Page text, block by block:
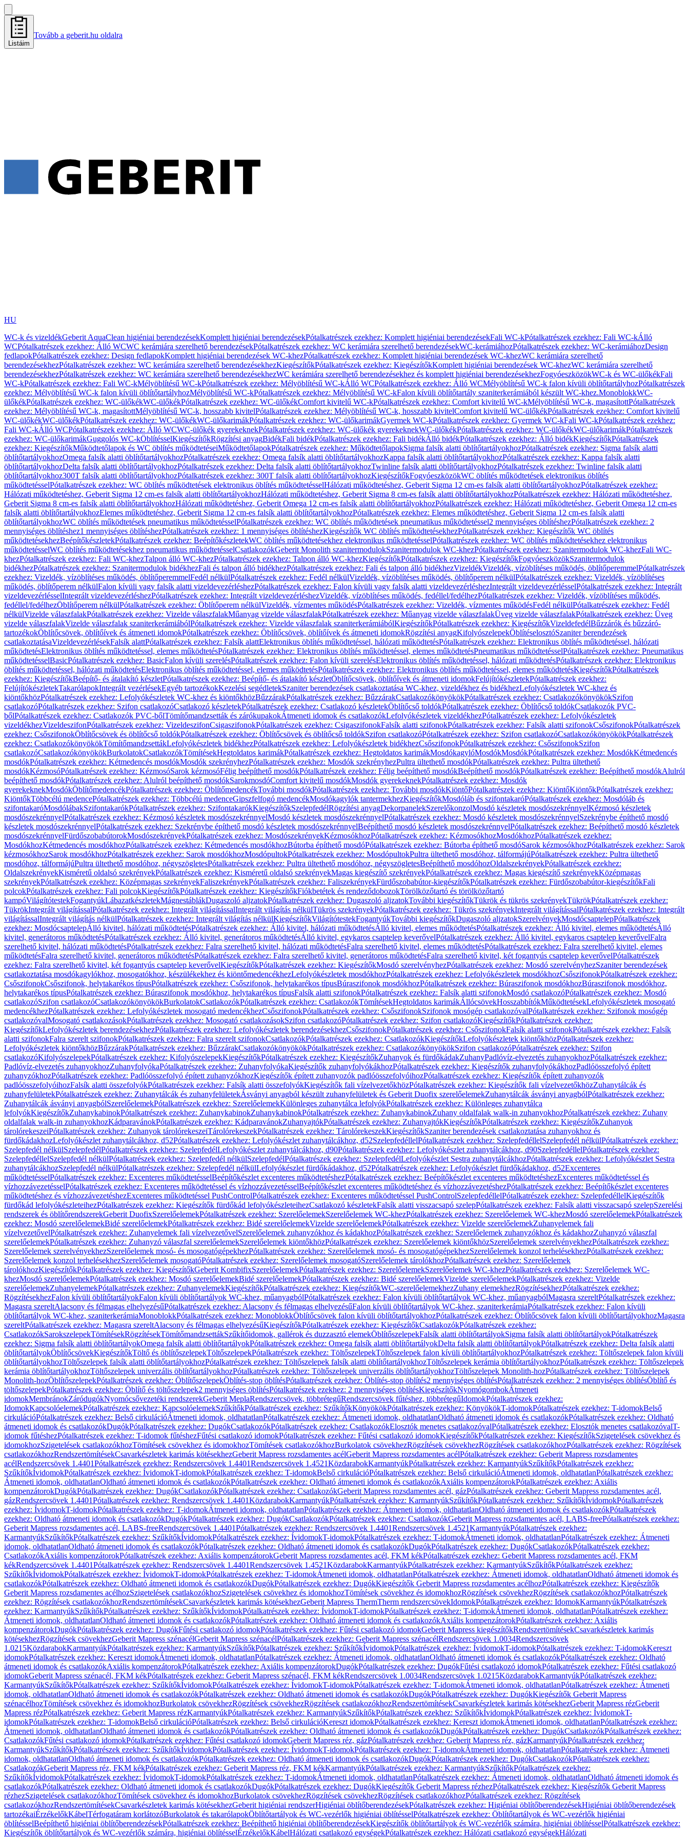
Listáim
Tovább a geberit.hu oldalra
HU
WC-k és vizeldékGeberit AquaClean higiéniai berendezésekKomplett higiéniai berendezésekPótalkatrészek ezekhez: Komplett higiéniai berendezésekFali WC-kPótalkatrészek ezekhez: Fali WC-kÁlló
WCPótalkatrészek ezekhez: Álló WCWC kerámiára szerelhető berendezésekPótalkatrészek ezekhez: WC kerámiára szerelhető berendezésekWC-kerámiáhozPótalkatrészek ezekhez: WC-kerámiáhozDesign
fedlapokPótalkatrészek ezekhez: Design fedlapokKomplett higiéniai berendezések WC-khezPótalkatrészek ezekhez: Komplett higiéniai berendezések WC-khezWC kerámiára szerelhető
berendezésekhezPótalkatrészek ezekhez: WC kerámiára szerelhető berendezésekhezKiegészítőkPótalkatrészek ezekhez: KiegészítőkKomplett higiéniai berendezések WC-khezWC kerámiára szerelhető
berendezésekhezPótalkatrészek ezekhez: WC kerámiára szerelhető berendezésekhezWC kerámiára szerelhető berendezésekhez és komplett higiéniai berendezésekhezFogyóeszközökWC-k és WC-ülőkékFali
WC-kPótalkatrészek ezekhez: Fali WC-kMélyöblítésű WC-kPótalkatrészek ezekhez: Mélyöblítésű WC-kÁlló WCPótalkatrészek ezekhez: Álló WCMélyöblítésű WC-k falon kívüli öblítőtartályhozPótalkatrészek
ezekhez: Mélyöblítésű WC-k falon kívüli öblítőtartályhozMélyöblítésű WC-kPótalkatrészek ezekhez: Mélyöblítésű WC-kFalon kívüli öblítőtartály szaniterkerámiából készült WC-khez.MonoblokkWC-
ülőkékPótalkatrészek ezekhez: WC-ülőkékWC-ülőkékPótalkatrészek ezekhez: WC-ülőkékComfort kivitelű WC-kPótalkatrészek ezekhez: Comfort kivitelű WC-kMélyöblítésű WC-k, magasítottPótalkatrészek
ezekhez: Mélyöblítésű WC-k, magasítottMélyöblítésű WC-k, hosszabb kivitelPótalkatrészek ezekhez: Mélyöblítésű WC-k, hosszabb kivitelComfort kivitelű WC-ülőkékPótalkatrészek ezekhez: Comfort kivitelű
WC-ülőkékWC-ülőkékPótalkatrészek ezekhez: WC-ülőkékWC-ülőkarimákPótalkatrészek ezekhez: WC-ülőkarimákGyermek WC-kPótalkatrészek ezekhez: Gyermek WC-kFali WC-kPótalkatrészek ezekhez:
Fali WC-kÁlló WCPótalkatrészek ezekhez: Álló WCWC-ülőkék gyerekeknekPótalkatrészek ezekhez: WC-ülőkék gyerekeknekWC-ülőkékPótalkatrészek ezekhez: WC-ülőkékWC-ülőkarimákPótalkatrészek
ezekhez: WC-ülőkarimákGuggolós WC-kÖblítésselKiegészítőkRögzítési anyagBidékFali bidékPótalkatrészek ezekhez: Fali bidékÁlló bidékPótalkatrészek ezekhez: Álló bidékKiegészítőkPótalkatrészek
ezekhez: KiegészítőkMűködtetőlapok és WC öblítés működtetéseiMűködtetőlapokPótalkatrészek ezekhez: MűködtetőlapokSigma falsík alatti öblítőtartályokhozPótalkatrészek ezekhez: Sigma falsík alatti
öblítőtartályokhozOmega falsík alatti öblítőtartályokhozPótalkatrészek ezekhez: Omega falsík alatti öblítőtartályokhozKappa falsík alatti öblítőtartályokhozPótalkatrészek ezekhez: Kappa falsík alatti
öblítőtartályokhozDelta falsík alatti öblítőtartályokhozPótalkatrészek ezekhez: Delta falsík alatti öblítőtartályokhozTwinline falsík alatti öblítőtartályokhozPótalkatrészek ezekhez: Twinline falsík alatti
öblítőtartályokhoz300T falsík alatti öblítőtartályokhozPótalkatrészek ezekhez: 300T falsík alatti öblítőtartályokhozKiegészítőkFogyóeszközökWC öblítés működtetések elektronikus öblítés
működtetésselPótalkatrészek ezekhez: WC öblítés működtetések elektronikus öblítés működtetésselHálózati működtetéshez, Geberit Sigma 12 cm-es falsík alatti öblítőtartályokhozPótalkatrészek ezekhez:
Hálózati működtetéshez, Geberit Sigma 12 cm-es falsík alatti öblítőtartályokhozHálózati működtetéshez, Geberit Sigma 8 cm-es falsík alatti öblítőtartályokhozPótalkatrészek ezekhez: Hálózati működtetéshez,
Geberit Sigma 8 cm-es falsík alatti öblítőtartályokhozHálózati működtetéshez, Geberit Omega 12 cm-es falsík alatti öblítőtartályokhozPótalkatrészek ezekhez: Hálózati működtetéshez, Geberit Omega 12 cm-es
falsík alatti öblítőtartályokhozElemes működtetéshez, Geberit Sigma 12 cm-es falsík alatti öblítőtartályokhozPótalkatrészek ezekhez: Elemes működtetéshez, Geberit Sigma 12 cm-es falsík alatti
öblítőtartályokhozWC öblítés működtetések pneumatikus működtetésselPótalkatrészek ezekhez: WC öblítés működtetések pneumatikus működtetéssel2 mennyiséges öblítéshezPótalkatrészek ezekhez: 2
mennyiséges öblítéshez1 mennyiséges öblítéshezPótalkatrészek ezekhez: 1 mennyiséges öblítéshezKiegészítők WC öblítés működtetésekhezPótalkatrészek ezekhez: Kiegészítők WC öblítés
működtetésekhezBeépítőkészletekPótalkatrészek ezekhez: BeépítőkészletekWC öblítés működtetésekhez elektronikus működtetésselPótalkatrészek ezekhez: WC öblítés működtetésekhez elektronikus
működtetésselWC öblítés működtetésekhez pneumatikus működtetésselCsatlakozókGeberit Monolith szanitermodulokSzanitermodulok WC-khezPótalkatrészek ezekhez: Szanitermodulok WC-khezFali WC-
khezPótalkatrészek ezekhez: Fali WC-khezTalpon álló WC-khezPótalkatrészek ezekhez: Talpon álló WC-khezKiegészítőkPótalkatrészek ezekhez: KiegészítőkFogyóeszközökSzanitermodulok
bidékhezPótalkatrészek ezekhez: Szanitermodulok bidékhezFali és talpon álló bidékhezPótalkatrészek ezekhez: Fali és talpon álló bidékhezVizeldékVizeldék, vízöblítéses működés, öblítőperemmelPótalkatrészek
ezekhez: Vizeldék, vízöblítéses működés, öblítőperemmelFedél nélkülPótalkatrészek ezekhez: Fedél nélkülVizeldék, vízöblítéses működés, öblítőperem nélkülPótalkatrészek ezekhez: Vizeldék, vízöblítéses
működés, öblítőperem nélkülFalon kívüli vagy falsík alatti vizeldevezérléshezPótalkatrészek ezekhez: Falon kívüli vagy falsík alatti vizeldevezérléshezIntegrált vizeldevezérlésselPótalkatrészek ezekhez: Integrált
vizeldevezérlésselIntegrált vizeldevezérléshezPótalkatrészek ezekhez: Integrált vizeldevezérléshezVizeldék, vízöblítéses működés, fedéllel/fedélhezPótalkatrészek ezekhez: Vizeldék, vízöblítéses működés,
fedéllel/fedélhezÖblítőperem nélkülPótalkatrészek ezekhez: Öblítőperem nélkülVizeldék, vízmentes működésPótalkatrészek ezekhez: Vizeldék, vízmentes működésFedél nélkülPótalkatrészek ezekhez: Fedél
nélkülVizelde válaszfalakPótalkatrészek ezekhez: Vizelde válaszfalakMűanyag vizelde válaszfalakPótalkatrészek ezekhez: Műanyag vizelde válaszfalakÜveg vizelde válaszfalakPótalkatrészek ezekhez: Üveg
vizelde válaszfalakVizelde válaszfalak szaniterkerámiábólPótalkatrészek ezekhez: Vizelde válaszfalak szaniterkerámiábólKiegészítőkPótalkatrészek ezekhez: KiegészítőkVizeldefedélBűzzárók és bűzzáró-
tartozékokÖblítőcsövek, öblítőívek és átmeneti idomokPótalkatrészek ezekhez: Öblítőcsövek, öblítőívek és átmeneti idomokRögzítési anyagKifolyószelepekÖblítéselosztóSzaniter berendezések
csatlakoztatásaVizeldevezérlésekFalsík alattPótalkatrészek ezekhez: Falsík alattElektronikus öblítés működtetéssel, hálózati működtetésPótalkatrészek ezekhez: Elektronikus öblítés működtetéssel, hálózati
működtetésElektronikus öblítés működtetéssel, elemes működtetésPótalkatrészek ezekhez: Elektronikus öblítés működtetéssel, elemes működtetésPneumatikus működtetésselPótalkatrészek ezekhez: Pneumatikus
működtetésselBasicPótalkatrészek ezekhez: BasicFalon kívüli szerelésPótalkatrészek ezekhez: Falon kívüli szerelésElektronikus öblítés működtetéssel, hálózati működtetésPótalkatrészek ezekhez: Elektronikus
öblítés működtetéssel, hálózati működtetésElektronikus öblítés működtetéssel, elemes működtetésPótalkatrészek ezekhez: Elektronikus öblítés működtetéssel, elemes működtetésKiegészítőkPótalkatrészek
ezekhez: KiegészítőkBeépítő- és átalakító készletPótalkatrészek ezekhez: Beépítő- és átalakító készletÖblítőcsövek, öblítőívek és átmeneti idomokFelújítókészletekPótalkatrészek ezekhez:
FelújítókészletekTakarólapokIntegrált vezérlésekEgyéb tartozékokKezelési segédletekSzaniter berendezések csatlakoztatása WC-khez, vizeldékhez és bidékhezLefolyókészletek WC-khez és
kiöntőkhözPótalkatrészek ezekhez: Lefolyókészletek WC-khez és kiöntőkhözBűzzárakPótalkatrészek ezekhez: BűzzárakCsatlakozókönyökökPótalkatrészek ezekhez: CsatlakozókönyökökSzifon
csatlakozóPótalkatrészek ezekhez: Szifon csatlakozóCsatlakozó készletekPótalkatrészek ezekhez: Csatlakozó készletekÖblítőcső toldókPótalkatrészek ezekhez: Öblítőcső toldókCsatlakozók PVC-
bőlPótalkatrészek ezekhez: Csatlakozók PVC-bőlTömítőmandzsetták és zárókupakokÁtmeneti idomok és csatlakozókLefolyókészletek vizeldékhezPótalkatrészek ezekhez: Lefolyókészletek
vizeldékhezVizeldeszifonPótalkatrészek ezekhez: VizeldeszifonCsigaszifonokPótalkatrészek ezekhez: CsigaszifonokFalsík alatti szifonokPótalkatrészek ezekhez: Falsík alatti szifonokCsőszifonokPótalkatrészek
ezekhez: CsőszifonokÖblítőcsövek és öblítőcső toldókPótalkatrészek ezekhez: Öblítőcsövek és öblítőcső toldókSzifon csatlakozóPótalkatrészek ezekhez: Szifon csatlakozóCsatlakozókönyökökPótalkatrészek
ezekhez: CsatlakozókönyökökTömítőmandzsettákLefolyókészletek bidékhezPótalkatrészek ezekhez: Lefolyókészletek bidékhezCsőszifonokPótalkatrészek ezekhez: CsőszifonokSzifon
csatlakozóCsatlakozókönyökökBurkolatokCsatlakozókTömítésekHegtoldatos karimákPótalkatrészek ezekhez: Hegtoldatos karimákMosdókagylóMosdókMosdókPótalkatrészek ezekhez: MosdókKétmedencés
mosdókPótalkatrészek ezekhez: Kétmedencés mosdókMosdók szekrényhezPótalkatrészek ezekhez: Mosdók szekrényhezPultra ültethető mosdókPótalkatrészek ezekhez: Pultra ültethető
mosdókKézmosóPótalkatrészek ezekhez: KézmosóSarok kézmosóFélig beépíthető mosdókPótalkatrészek ezekhez: Félig beépíthető mosdókBeépíthető mosdókPótalkatrészek ezekhez: Beépíthető mosdókAlulról
beépíthető mosdókPótalkatrészek ezekhez: Alulról beépíthető mosdókSarokmosdóComfort kivitelű mosdókMosdók gyerekeknekPótalkatrészek ezekhez: Mosdók
gyerekeknekMosdókÖblítőmedencékPótalkatrészek ezekhez: ÖblítőmedencékTovábbi mosdókPótalkatrészek ezekhez: További mosdókKiöntőPótalkatrészek ezekhez: KiöntőKiöntőkPótalkatrészek ezekhez:
KiöntőkTöbbcélú medencePótalkatrészek ezekhez: Többcélú medenceGipszfelfogó medencékMosdókagylók tantermekhezKiegészítőkMosdóláb és szifontakaróPótalkatrészek ezekhez: Mosdóláb és
szifontakaróMosdólábakSzifontakarókPótalkatrészek ezekhez: SzifontakarókKiegészítőkSzelepfedélRögzítési anyagDekorpanelekSzerelőkonzolMosdó készletek mosdószekrénnyelKézmosó készletek
mosdószekrénnyelPótalkatrészek ezekhez: Kézmosó készletek mosdószekrénnyelMosdó készletek mosdószekrénnyelPótalkatrészek ezekhez: Mosdó készletek mosdószekrénnyelSzekrénybe építhető mosdó
készletek mosdószekrénnyelPótalkatrészek ezekhez: Szekrénybe építhető mosdó készletek mosdószekrénnyelBeépíthető mosdó készletek mosdószekrénnyelPótalkatrészek ezekhez: Beépíthető mosdó készletek
mosdószekrénnyelFürdőszobabútorokMosdószekrényekPótalkatrészek ezekhez: MosdószekrényekKézmosókhozPótalkatrészek ezekhez: KézmosókhozMosdókhozPótalkatrészek ezekhez:
MosdókhozKétmedencés mosdókhozPótalkatrészek ezekhez: Kétmedencés mosdókhozBútorba építhető mosdóPótalkatrészek ezekhez: Bútorba építhető mosdóSarok kézmosókhozPótalkatrészek ezekhez: Sarok
kézmosókhozSarok mosdókhozPótalkatrészek ezekhez: Sarok mosdókhozMosdópultokPótalkatrészek ezekhez: MosdópultokPultra ültethető mosdóhoz, tálformájúPótalkatrészek ezekhez: Pultra ültethető
mosdóhoz, tálformájúPultra ültethető mosdóhoz, négyszögletesPótalkatrészek ezekhez: Pultra ültethető mosdóhoz, négyszögletesBeépíthető mosdóhozOldalszekrényekPótalkatrészek ezekhez:
OldalszekrényekKisméretű oldalsó szekrényekPótalkatrészek ezekhez: Kisméretű oldalsó szekrényekMagas kiegészítő szekrényekPótalkatrészek ezekhez: Magas kiegészítő szekrényekKözépmagas
szekrényekPótalkatrészek ezekhez: Középmagas szekrényekFaliszekrényekPótalkatrészek ezekhez: FaliszekrényekFürdőszobabútor-kiegészítőkPótalkatrészek ezekhez: Fürdőszobabútor-kiegészítőkFali
polcokPótalkatrészek ezekhez: Fali polcokKiegészítőkPótalkatrészek ezekhez: KiegészítőkFiókbetétek és rendeződobozokTörölközőtartó és törölközőtartó
kampóVilágítótestekFogantyúkLábazatkészletekMágnestáblákDugaszoló aljzatokPótalkatrészek ezekhez: Dugaszoló aljzatokTovábbi kiegészítőkTükrök és tükrös szekrényekTükrökPótalkatrészek ezekhez:
TükrökIntegrált világítássalPótalkatrészek ezekhez: Integrált világítássalIntegrált világítás nélkülTükrös szekrényekPótalkatrészek ezekhez: Tükrös szekrényekIntegrált világítássalPótalkatrészek ezekhez: Integrált
világítássalIntegrált világítás nélkülPótalkatrészek ezekhez: Integrált világítás nélkülKiegészítőkVilágítótestekFogantyúkTovábbi kiegészítőkDugaszoló aljzatokSzerelvényekMosdócsaptelepPótalkatrészek
ezekhez: MosdócsaptelepÁlló kivitel, hálózati működtetésPótalkatrészek ezekhez: Álló kivitel, hálózati működtetésÁlló kivitel, elemes működtetésPótalkatrészek ezekhez: Álló kivitel, elemes működtetésÁlló
kivitel, generátoros működtetésPótalkatrészek ezekhez: Álló kivitel, generátoros működtetésÁlló kivitel, egykaros csaptelep keverővelPótalkatrészek ezekhez: Álló kivitel, egykaros csaptelep keverővelFalra
szerelhető kivitel, hálózati működtetésPótalkatrészek ezekhez: Falra szerelhető kivitel, hálózati működtetésFalra szerelhető kivitel, elemes működtetésPótalkatrészek ezekhez: Falra szerelhető kivitel, elemes
működtetésFalra szerelhető kivitel, generátoros működtetésPótalkatrészek ezekhez: Falra szerelhető kivitel, generátoros működtetésFalra szerelhető kivitel, két fogantyús csaptelep keverővelPótalkatrészek
ezekhez: Falra szerelhető kivitel, két fogantyús csaptelep keverővelKiegészítőkPótalkatrészek ezekhez: KiegészítőkMosdó szerelvényhezPótalkatrészek ezekhez: Mosdó szerelvényhezSzaniter berendezések
csatlakoztatása mosdókagylókhoz, mosogatókhoz, készülékekhez és kiöntőmedencékhezLefolyókészletek mosdókhozPótalkatrészek ezekhez: Lefolyókészletek mosdókhozCsőszifonokPótalkatrészek ezekhez:
CsőszifonokCsőszifonok, helytakarékos típusPótalkatrészek ezekhez: Csőszifonok, helytakarékos típusBúraszifonok mosdókhozPótalkatrészek ezekhez: Búraszifonok mosdókhozBúraszifonok mosdókhoz,
helytakarékos típusPótalkatrészek ezekhez: Búraszifonok mosdókhoz, helytakarékos típusFalsík alatti szifonokPótalkatrészek ezekhez: Falsík alatti szifonokMosdó csatlakozóPótalkatrészek ezekhez: Mosdó
csatlakozóSzifon csatlakozóCsatlakozókönyökökBurkolatokCsatlakozókPótalkatrészek ezekhez: CsatlakozókTömítésekHegtoldatos karimákÁllócsövekHosszabbítókMűködtetésekLefolyókészletek mosogató
medencékhezPótalkatrészek ezekhez: Lefolyókészletek mosogató medencékhezCsőszifonokPótalkatrészek ezekhez: CsőszifonokSzifonok mosógép csatlakozóvalPótalkatrészek ezekhez: Szifonok mosógép
csatlakozóvalMosogató csatlakozásokPótalkatrészek ezekhez: Mosogató csatlakozásokSzifon csatlakozóPótalkatrészek ezekhez: Szifon csatlakozóKiegészítőkPótalkatrészek ezekhez:
KiegészítőkLefolyókészletek berendezésekhezPótalkatrészek ezekhez: Lefolyókészletek berendezésekhezCsőszifonokPótalkatrészek ezekhez: CsőszifonokFalsík alatti szifonokPótalkatrészek ezekhez: Falsík
alatti szifonokFalra szerelt szifonokPótalkatrészek ezekhez: Falra szerelt szifonokCsatlakozókPótalkatrészek ezekhez: CsatlakozókKiegészítőkLefolyókészletek kiöntőkhözPótalkatrészek ezekhez:
Lefolyókészletek kiöntőkhözBűzzárakPótalkatrészek ezekhez: BűzzárakCsatlakozókönyökökPótalkatrészek ezekhez: CsatlakozókönyökökSzifon csatlakozóPótalkatrészek ezekhez: Szifon
csatlakozóKifolyószelepekPótalkatrészek ezekhez: KifolyószelepekKiegészítőkPótalkatrészek ezekhez: KiegészítőkZuhanyok és fürdőkádakZuhanyPadlóvíz-elvezetés zuhanyokhozPótalkatrészek ezekhez:
Padlóvíz-elvezetés zuhanyokhozZuhanyfolyókaPótalkatrészek ezekhez: ZuhanyfolyókaKiegészítők zuhanyfolyókákhozPótalkatrészek ezekhez: Kiegészítők zuhanyfolyókákhozPadlóösszefolyó épített
zuhanyzókhozPótalkatrészek ezekhez: Padlóösszefolyó épített zuhanyzókhozKiegészítők épített zuhanyozók padlóösszefolyóihozPótalkatrészek ezekhez: Kiegészítők épített zuhanyozók
padlóösszefolyóihozFalsík alatti összefolyókPótalkatrészek ezekhez: Falsík alatti összefolyókKiegészítők fali vízelvezetőkhözPótalkatrészek ezekhez: Kiegészítők fali vízelvezetőkhözZuhanytálcák és
zuhanyfelületekPótalkatrészek ezekhez: Zuhanytálcák és zuhanyfelületekÁsványi anyagból készült zuhanyfelületek és Geberit Duofix szerelőelemekZuhanytálcák ásványi anyagbólPótalkatrészek ezekhez:
Zuhanytálcák ásványi anyagbólSzerelőelemekPótalkatrészek ezekhez: SzerelőelemekKülönleges zuhanytálca lefolyókPótalkatrészek ezekhez: Különleges zuhanytálca
lefolyókKiegészítőkZuhanykabinokPótalkatrészek ezekhez: ZuhanykabinokZuhanykabinokPótalkatrészek ezekhez: ZuhanykabinokZuhany oldalfalak walk-in zuhanyokhozPótalkatrészek ezekhez: Zuhany
oldalfalak walk-in zuhanyokhozKádparavánokPótalkatrészek ezekhez: KádparavánokZuhanyajtókPótalkatrészek ezekhez: ZuhanyajtókKiegészítőkPótalkatrészek ezekhez: KiegészítőkZuhanyok
tárolórekeszeiPótalkatrészek ezekhez: Zuhanyok tárolórekeszeiTárolórekeszekPótalkatrészek ezekhez: TárolórekeszekKiegészítőkSzaniter berendezések csatlakoztatása zuhanyokhoz és
fürdőkádakhozLefolyókészlet zuhanytálcákhoz, d52Pótalkatrészek ezekhez: Lefolyókészlet zuhanytálcákhoz, d52SzelepfedéllelPótalkatrészek ezekhez: SzelepfedéllelSzelepfedél nélkülPótalkatrészek ezekhez:
Szelepfedél nélkülSzelepfedélPótalkatrészek ezekhez: SzelepfedélLefolyókészlet zuhanytálcákhoz, d90Pótalkatrészek ezekhez: Lefolyókészlet zuhanytálcákhoz, d90SzelepfedéllelPótalkatrészek ezekhez:
SzelepfedéllelSzelepfedél nélkülPótalkatrészek ezekhez: Szelepfedél nélkülSzelepfedélPótalkatrészek ezekhez: SzelepfedélLefolyókészlet Sestra zuhanytálcákhozPótalkatrészek ezekhez: Lefolyókészlet Sestra
zuhanytálcákhozSzelepfedél nélkülPótalkatrészek ezekhez: Szelepfedél nélkülLefolyókészlet fürdőkádakhoz, d52Pótalkatrészek ezekhez: Lefolyókészlet fürdőkádakhoz, d52Excenteres
működtetésselPótalkatrészek ezekhez: Excenteres működtetésselBeépítőkészlet excenteres működtetéshezPótalkatrészek ezekhez: Beépítőkészlet excenteres működtetéshezExcenteres működtetéssel és
vízhozzávezetésselPótalkatrészek ezekhez: Excenteres működtetéssel és vízhozzávezetésselBeépítőkészlet excenteres működtetéshez és vízhozzávezetéshezPótalkatrészek ezekhez: Beépítőkészlet excenteres
működtetéshez és vízhozzávezetéshezExcenteres működtetéssel PushControlPótalkatrészek ezekhez: Excenteres működtetéssel PushControlSzelepfedéllelPótalkatrészek ezekhez: SzelepfedéllelKiegészítők
fürdőkád lefolyókészleteihezPótalkatrészek ezekhez: Kiegészítők fürdőkád lefolyókészleteihezCsatlakozó készletekFalsík alatti visszacsapó szelepPótalkatrészek ezekhez: Falsík alatti visszacsapó szelepSzerelési
rendszerek és öblítőrendszerekGeberit DuofixSzerelőelemekPótalkatrészek ezekhez: SzerelőelemekSzerelőelemek WC-khezPótalkatrészek ezekhez: Szerelőelemek WC-khezMosdó szerelőelemekPótalkatrészek
ezekhez: Mosdó szerelőelemekBidé szerelőelemekPótalkatrészek ezekhez: Bidé szerelőelemekVizelde szerelőelemekPótalkatrészek ezekhez: Vizelde szerelőelemekZuhanyelemek fali
vízelvezetővelPótalkatrészek ezekhez: Zuhanyelemek fali vízelvezetővelSzerelőelemek zuhanyzókhoz és kádakhozPótalkatrészek ezekhez: Szerelőelemek zuhanyzókhoz és kádakhozZuhanyzó válaszfal
szerelőelemekPótalkatrészek ezekhez: Zuhanyzó válaszfal szerelőelemekSzerelőelemek kiöntőkhözPótalkatrészek ezekhez: Szerelőelemek kiöntőkhözSzerelőelemek szerelvényekhezPótalkatrészek ezekhez:
Szerelőelemek szerelvényekhezSzerelőelemek mosó- és mosogatógépekhezPótalkatrészek ezekhez: Szerelőelemek mosó- és mosogatógépekhezSzerelőelemek konzol terhelésekhezPótalkatrészek ezekhez:
Szerelőelemek konzol terhelésekhezSzerelőelemek mosogatóPótalkatrészek ezekhez: Szerelőelemek mosogatóSzerelőelemek tárolókhozPótalkatrészek ezekhez: Szerelőelemek
tárolókhozKiegészítőkPótalkatrészek ezekhez: KiegészítőkGeberit KombifixSzerelőelemekPótalkatrészek ezekhez: SzerelőelemekSzerelőelemek WC-khezPótalkatrészek ezekhez: Szerelőelemek WC-
khezMosdó szerelőelemekPótalkatrészek ezekhez: Mosdó szerelőelemekBidé szerelőelemekPótalkatrészek ezekhez: Bidé szerelőelemekVizelde szerelőelemekPótalkatrészek ezekhez: Vizelde
szerelőelemekZuhanyelemekPótalkatrészek ezekhez: ZuhanyelemekKiegészítőkPótalkatrészek ezekhez: KiegészítőkWC-szerelőelemekhezZuhany elemekhezRögzítésekhezPótalkatrészek ezekhez:
RögzítésekhezFalon kívüli öblítőtartályokFalon kívüli öblítőtartályok WC-khez, műanyagbólPótalkatrészek ezekhez: Falon kívüli öblítőtartályok WC-khez, műanyagbólMagasra szereltPótalkatrészek ezekhez:
Magasra szereltAlacsony és félmagas elhelyezésűPótalkatrészek ezekhez: Alacsony és félmagas elhelyezésűFalon kívüli öblítőtartályok WC-khez, szaniterkerámiaPótalkatrészek ezekhez: Falon kívüli
öblítőtartályok WC-khez, szaniterkerámiaMonoblokkPótalkatrészek ezekhez: MonoblokkÖblítőcsövek falon kívüli öblítőtartályokhozPótalkatrészek ezekhez: Öblítőcsövek falon kívüli öblítőtartályokhozMagasra
szereltPótalkatrészek ezekhez: Magasra szereltAlacsony és félmagas elhelyezésűKiegészítőkPótalkatrészek ezekhez: KiegészítőkCsatlakozókPótalkatrészek ezekhez:
CsatlakozókSarokszelepekTömítésekRögzítésekTömítőmandzsettákSzűkítőidomok, gallérok és duzzasztó elemekÖblítőszelepekFalsík alatti öblítőtartályokSigma falsík alatti öblítőtartályokPótalkatrészek
ezekhez: Sigma falsík alatti öblítőtartályokOmega falsík alatti öblítőtartályokPótalkatrészek ezekhez: Omega falsík alatti öblítőtartályokDelta falsík alatti öblítőtartályokPótalkatrészek ezekhez: Delta falsík alatti
öblítőtartályokÖblítőcsövekKiegészítőkTöltő és öblítőszelepekTöltőszelepekPótalkatrészek ezekhez: TöltőszelepekTöltőszelepek falon kívüli öblítőtartályokhozPótalkatrészek ezekhez: Töltőszelepek falon kívüli
öblítőtartályokhozTöltőszelepek falsík alatti öblítőtartályokhozPótalkatrészek ezekhez: Töltőszelepek falsík alatti öblítőtartályokhozTöltőszelepek kerámia öblítőtartályokhozPótalkatrészek ezekhez: Töltőszelepek
kerámia öblítőtartályokhozTöltőszelepek univerzális öblítőtartályokhozPótalkatrészek ezekhez: Töltőszelepek univerzális öblítőtartályokhozTöltőszelepek Monolith-hozPótalkatrészek ezekhez: Töltőszelepek
Monolith-hozÖblítőszelepekPótalkatrészek ezekhez: ÖblítőszelepekÖblítés-stop öblítésPótalkatrészek ezekhez: Öblítés-stop öblítés2 mennyiséges öblítésPótalkatrészek ezekhez: 2 mennyiséges öblítésÖblítő és
töltőszelepekPótalkatrészek ezekhez: Öblítő és töltőszelepek2 mennyiséges öblítésPótalkatrészek ezekhez: 2 mennyiséges öblítésKiegészítőkNyomógombokÁtmeneti
idomokMembránokZáródugókNyomócsővezetéki rendszerekGeberit MeplaRendszercsövek, többrétegűRendszercsövek fűtéshez, többrétegűIdomokPótalkatrészek ezekhez:
IdomokKapcsolóelemekPótalkatrészek ezekhez: KapcsolóelemekSzűkítőkPótalkatrészek ezekhez: SzűkítőkKönyökökPótalkatrészek ezekhez: KönyökökT-idomokPótalkatrészek ezekhez: T-idomokBelső
cirkulációPótalkatrészek ezekhez: Belső cirkulációÁtmeneti idomok, oldhatatlanPótalkatrészek ezekhez: Átmeneti idomok, oldhatatlanOldható átmeneti idomok és csatlakozókPótalkatrészek ezekhez: Oldható
átmeneti idomok és csatlakozókDugókPótalkatrészek ezekhez: DugókCsatlakozókPótalkatrészek ezekhez: CsatlakozókElosztók menetes csatlakozóvalPótalkatrészek ezekhez: Elosztók menetes csatlakozóvalT-
idomok fűtéshezPótalkatrészek ezekhez: T-idomok fűtéshezFűtési csatlakozó idomokPótalkatrészek ezekhez: Fűtési csatlakozó idomokKiegészítőkPótalkatrészek ezekhez: KiegészítőkSzigetelések csövekhez és
idomokhozSzigetelések csatlakozókhozTömítések csövekhez és idomokhozTömítések csatlakozókhozBurkolatok csövekhezRögzítések csövekhezRögzítések csatlakozókhozPótalkatrészek ezekhez: Rögzítések
csatlakozókhozRendszertömítésekCsavarkészletek karimás kötésekhezGeberit Mapress rozsdamentes acélGeberit Mapress rozsdamentes acélPótalkatrészek ezekhez: Geberit Mapress rozsdamentes
acélRendszercsövek 1.4401Pótalkatrészek ezekhez: Rendszercsövek 1.4401Rendszercsövek 1.4521KözdarabokKarmantyúkPótalkatrészek ezekhez: KarmantyúkSzűkítőkPótalkatrészek ezekhez:
SzűkítőkÍvidomokPótalkatrészek ezekhez: ÍvidomokT-idomokPótalkatrészek ezekhez: T-idomokBelső cirkulációPótalkatrészek ezekhez: Belső cirkulációÁtmeneti idomok, oldhatatlanPótalkatrészek ezekhez:
Átmeneti idomok, oldhatatlanOldható átmeneti idomok és csatlakozókPótalkatrészek ezekhez: Oldható átmeneti idomok és csatlakozókAxiális kompenzátorokPótalkatrészek ezekhez: Axiális
kompenzátorokDugókPótalkatrészek ezekhez: DugókCsatlakozókPótalkatrészek ezekhez: CsatlakozókGeberit Mapress rozsdamentes acél, gázPótalkatrészek ezekhez: Geberit Mapress rozsdamentes acél,
gázRendszercsövek 1.4401Pótalkatrészek ezekhez: Rendszercsövek 1.4401KözdarabokKarmantyúkPótalkatrészek ezekhez: KarmantyúkSzűkítőkPótalkatrészek ezekhez: SzűkítőkÍvidomokPótalkatrészek
ezekhez: ÍvidomokT-idomokPótalkatrészek ezekhez: T-idomokÁtmeneti idomok, oldhatatlanPótalkatrészek ezekhez: Átmeneti idomok, oldhatatlanOldható átmeneti idomok és csatlakozókPótalkatrészek
ezekhez: Oldható átmeneti idomok és csatlakozókDugókPótalkatrészek ezekhez: DugókCsatlakozókPótalkatrészek ezekhez: CsatlakozókGeberit Mapress rozsdamentes acél, LABS-freePótalkatrészek ezekhez:
Geberit Mapress rozsdamentes acél, LABS-freeRendszercsövek 1.4401Pótalkatrészek ezekhez: Rendszercsövek 1.4401Rendszercsövek 1.4521KarmantyúkPótalkatrészek ezekhez:
KarmantyúkSzűkítőkPótalkatrészek ezekhez: SzűkítőkÍvidomokPótalkatrészek ezekhez: ÍvidomokT-idomokPótalkatrészek ezekhez: T-idomokÁtmeneti idomok, oldhatatlanPótalkatrészek ezekhez: Átmeneti
idomok, oldhatatlanOldható átmeneti idomok és csatlakozókPótalkatrészek ezekhez: Oldható átmeneti idomok és csatlakozókDugókPótalkatrészek ezekhez: DugókCsatlakozókPótalkatrészek ezekhez:
CsatlakozókAxiális kompenzátorokPótalkatrészek ezekhez: Axiális kompenzátorokGeberit Mapress rozsdamentes acél, FKM kékPótalkatrészek ezekhez: Geberit Mapress rozsdamentes acél, FKM
kékRendszercsövek 1.4401Pótalkatrészek ezekhez: Rendszercsövek 1.4401Rendszercsövek 1.4521KözdarabokKarmantyúkPótalkatrészek ezekhez: KarmantyúkSzűkítőkPótalkatrészek ezekhez:
SzűkítőkÍvidomokPótalkatrészek ezekhez: ÍvidomokT-idomokPótalkatrészek ezekhez: T-idomokÁtmeneti idomok, oldhatatlanPótalkatrészek ezekhez: Átmeneti idomok, oldhatatlanOldható átmeneti idomok és
csatlakozókPótalkatrészek ezekhez: Oldható átmeneti idomok és csatlakozókDugókPótalkatrészek ezekhez: DugókKiegészítők Geberit Mapress rozsdamentes acélhozPótalkatrészek ezekhez: Kiegészítők
Geberit Mapress rozsdamentes acélhozSzigetelések csatlakozókhozSzigetelések csövekhez és idomokhozTömítések csövekhez és idomokhozRögzítések csövekhezRögzítések csatlakozókhozPótalkatrészek
ezekhez: Rögzítések csatlakozókhozRendszertömítésekCsavarkészletek karimás kötésekhezGeberit Mapress ThermTherm rendszercsövekIdomokPótalkatrészek ezekhez: IdomokKarmantyúkPótalkatrészek
ezekhez: KarmantyúkSzűkítőkPótalkatrészek ezekhez: SzűkítőkÍvidomokPótalkatrészek ezekhez: ÍvidomokT-idomokPótalkatrészek ezekhez: T-idomokÁtmeneti idomok, oldhatatlanPótalkatrészek ezekhez:
Átmeneti idomok, oldhatatlanOldható átmeneti idomok és csatlakozókPótalkatrészek ezekhez: Oldható átmeneti idomok és csatlakozókAxiális kompenzátorokPótalkatrészek ezekhez: Axiális
kompenzátorokDugókPótalkatrészek ezekhez: DugókFűtési csatlakozó idomokPótalkatrészek ezekhez: Fűtési csatlakozó idomokGeberit Mapress kiegészítőkRendszertömítésekCsavarkészletek karimás
kötésekhezRögzítések csövekhezGeberit Mapress szénacélGeberit Mapress szénacélPótalkatrészek ezekhez: Geberit Mapress szénacélRendszercsövek 1.0034Rendszercsövek
1.0215KözdarabokKarmantyúkPótalkatrészek ezekhez: KarmantyúkSzűkítőkPótalkatrészek ezekhez: SzűkítőkÍvidomokPótalkatrészek ezekhez: ÍvidomokT-idomokPótalkatrészek ezekhez: T-idomokKereszt
idomokPótalkatrészek ezekhez: Kereszt idomokÁtmeneti idomok, oldhatatlanPótalkatrészek ezekhez: Átmeneti idomok, oldhatatlanOldható átmeneti idomok és csatlakozókPótalkatrészek ezekhez: Oldható
átmeneti idomok és csatlakozókAxiális kompenzátorokPótalkatrészek ezekhez: Axiális kompenzátorokDugókPótalkatrészek ezekhez: DugókFűtési csatlakozó idomokPótalkatrészek ezekhez: Fűtési csatlakozó
idomokGeberit Mapress szénacél, FKM kékPótalkatrészek ezekhez: Geberit Mapress szénacél, FKM kékRendszercsövek 1.0034Rendszercsövek 1.0215KözdarabokKarmantyúkPótalkatrészek ezekhez:
KarmantyúkSzűkítőkPótalkatrészek ezekhez: SzűkítőkÍvidomokPótalkatrészek ezekhez: ÍvidomokT-idomokPótalkatrészek ezekhez: T-idomokÁtmeneti idomok, oldhatatlanPótalkatrészek ezekhez: Átmeneti
idomok, oldhatatlanOldható átmeneti idomok és csatlakozókPótalkatrészek ezekhez: Oldható átmeneti idomok és csatlakozókDugókPótalkatrészek ezekhez: DugókKiegészítők Geberit Mapress
szénacélhozTömítések csövekhez és idomokhozBurkolatok csövekhezRögzítések csövekhezRögzítések csatlakozókhozRendszertömítésekCsavarkészletek karimás kötésekhezGeberit Mapress rézGeberit
Mapress rézPótalkatrészek ezekhez: Geberit Mapress rézKarmantyúkPótalkatrészek ezekhez: KarmantyúkSzűkítőkPótalkatrészek ezekhez: SzűkítőkÍvidomokPótalkatrészek ezekhez: ÍvidomokT-
idomokPótalkatrészek ezekhez: T-idomokBelső cirkulációPótalkatrészek ezekhez: Belső cirkulációKereszt idomokPótalkatrészek ezekhez: Kereszt idomokÁtmeneti idomok, oldhatatlanPótalkatrészek ezekhez:
Átmeneti idomok, oldhatatlanOldható átmeneti idomok és csatlakozókPótalkatrészek ezekhez: Oldható átmeneti idomok és csatlakozókDugókPótalkatrészek ezekhez: DugókCsatlakozókPótalkatrészek ezekhez:
CsatlakozókFűtési csatlakozó idomokPótalkatrészek ezekhez: Fűtési csatlakozó idomokGeberit Mapress réz, gázPótalkatrészek ezekhez: Geberit Mapress réz, gázKarmantyúkPótalkatrészek ezekhez:
KarmantyúkSzűkítőkPótalkatrészek ezekhez: SzűkítőkÍvidomokPótalkatrészek ezekhez: ÍvidomokT-idomokPótalkatrészek ezekhez: T-idomokÁtmeneti idomok, oldhatatlanPótalkatrészek ezekhez: Átmeneti
idomok, oldhatatlanOldható átmeneti idomok és csatlakozókPótalkatrészek ezekhez: Oldható átmeneti idomok és csatlakozókDugókPótalkatrészek ezekhez: DugókCsatlakozókPótalkatrészek ezekhez:
CsatlakozókGeberit Mapress réz, FKM kékPótalkatrészek ezekhez: Geberit Mapress réz, FKM kékKarmantyúkPótalkatrészek ezekhez: KarmantyúkSzűkítőkPótalkatrészek ezekhez:
SzűkítőkÍvidomokPótalkatrészek ezekhez: ÍvidomokT-idomokPótalkatrészek ezekhez: T-idomokÁtmeneti idomok, oldhatatlanPótalkatrészek ezekhez: Átmeneti idomok, oldhatatlanOldható átmeneti idomok és
csatlakozókPótalkatrészek ezekhez: Oldható átmeneti idomok és csatlakozókDugókPótalkatrészek ezekhez: DugókKiegészítők Geberit Mapress rézhezPótalkatrészek ezekhez: Kiegészítők Geberit Mapress
rézhezSzigetelések csatlakozókhozTömítések csövekhez és idomokhozBurkolatok csövekhezRögzítések csövekhezRögzítések csatlakozókhozPótalkatrészek ezekhez: Rögzítések
csatlakozókhozRendszertömítésekCsavarkészletek karimás kötésekhezGeberit higiéniai rendszerHigiéniai öblítőberendezésekPótalkatrészek ezekhez: Higiéniai öblítőberendezésekHigiéniai öblítőberendezések
tartozékaiÉrzékelőkKábelTérfogatáram korlátozóBurkolatok és takarólapokÖblítőtartályok és WC-vezérlők higiéniai öblítésselPótalkatrészek ezekhez: Öblítőtartályok és WC-vezérlők higiéniai
öblítésselBeépíthető higiéniai öblítőberendezésekPótalkatrészek ezekhez: Beépíthető higiéniai öblítőberendezésekKiegészítők öblítőtartályok és WC-vezérlők számára, higiéniai öblítésselPótalkatrészek ezekhez:
Kiegészítők öblítőtartályok és WC-vezérlők számára, higiéniai öblítésselÉrzékelőkKábelHálózati csatlakozó egységekPótalkatrészek ezekhez: Hálózati csatlakozó egységekHálózati